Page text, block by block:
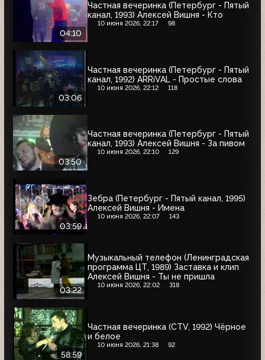
04:10
Частная вечеринка (Петербург - Пятый
канал, 1993) Алексей Вишня - Кто
10 июня 2026, 22:17 98
03:06
Частная вечеринка (Петербург - Пятый
канал, 1992) ARRiVAL - Простые слова
10 июня 2026, 22:12 118
03:50
Частная вечеринка (Петербург - Пятый
канал, 1993) Алексей Вишня - За пивом
10 июня 2026, 22:10 129
03:59
Зебра (Петербург - Пятый канал, 1995)
Алексей Вишня - Имена
10 июня 2026, 22:07 143
03:22
Музыкальный телефон (Ленинградская
программа ЦТ, 1989) Заставка и клип
Алексей Вишня - Ты не пришла
10 июня 2026, 22:02 318
58:59
Частная вечеринка (CTV, 1992) Чёрное
и белое
10 июня 2026, 21:38 92